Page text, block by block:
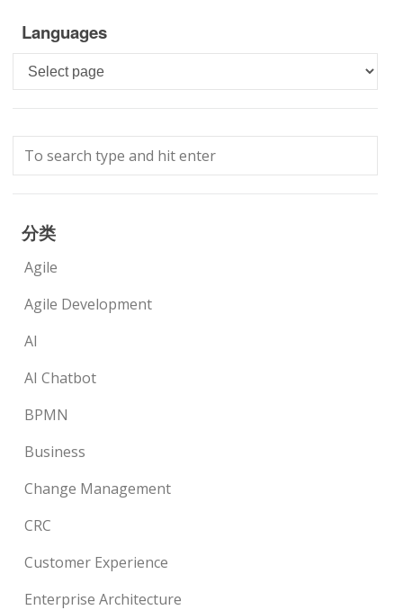
Languages
Languages
分类
Agile
Agile Development
AI
AI Chatbot
BPMN
Business
Change Management
CRC
Customer Experience
Enterprise Architecture